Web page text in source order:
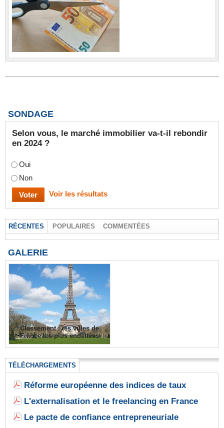
SONDAGE
Selon vous, le marché immobilier va-t-il rebondir
en 2024 ?
Oui
Non
Voir les résultats
RÉCENTES POPULAIRES COMMENTÉES
GALERIE
Classement : les villes de
France les plus endettées
TÉLÉCHARGEMENTS
Réforme européenne des indices de taux
L'externalisation et le freelancing en France
Le pacte de confiance entrepreneuriale